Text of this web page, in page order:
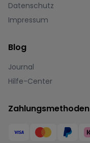
Datenschutz
Impressum
Blog
Journal
Hilfe-Center
Zahlungsmethoden